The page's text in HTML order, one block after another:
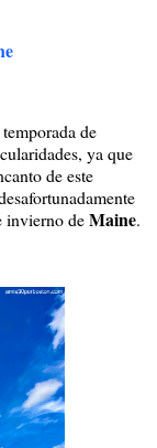
de
ya que
de este
invierno deMaine.